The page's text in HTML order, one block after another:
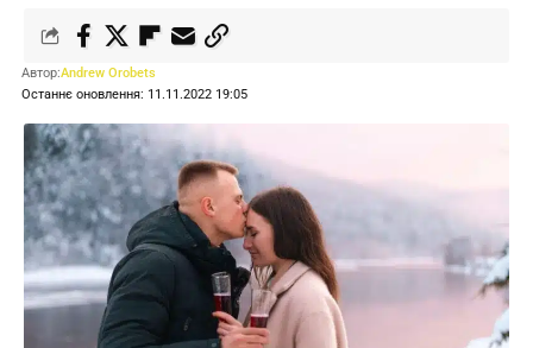
Останнє оновлення: 11.11.2022 19:05
Автор:Andrew Orobets